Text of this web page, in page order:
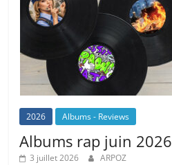
2026 Albums - Reviews
Albums rap juin 2026
3 juillet 2026 ARPOZ